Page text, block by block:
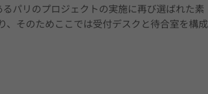
パリのプロジェクトの実施に再び選ばれた素
そのためここでは受付デスクと待合室を構成